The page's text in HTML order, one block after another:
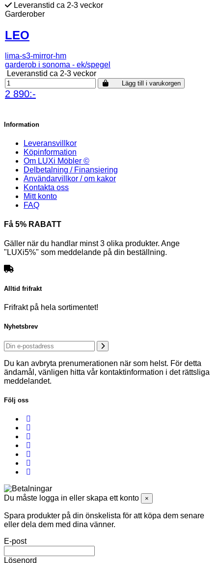
Leveranstid ca 2-3 veckor
Garderober
LEO
lima-s3-mirror-hm
garderob i sonoma - ek/spegel
Leveranstid ca 2-3 veckor
Lägg till i varukorgen
2 890:-
Information
Leveransvillkor
Köpinformation
Om LUXi Möbler ©
Delbetalning / Finansiering
Användarvillkor / om kakor
Kontakta oss
Mitt konto
FAQ
Få 5% RABATT
Gäller när du handlar minst 3 olika produkter. Ange
"LUXi5%" som meddelande på din beställning.
Alltid frifrakt
Frifrakt på hela sortimentet!
Nyhetsbrev
Du kan avbryta prenumerationen när som helst. För detta
ändamål, vänligen hitta vår kontaktinformation i det rättsliga
meddelandet.
Följ oss
Du måste logga in eller skapa ett konto ×
Spara produkter på din önskelista för att köpa dem senare
eller dela dem med dina vänner.
E-post
Lösenord